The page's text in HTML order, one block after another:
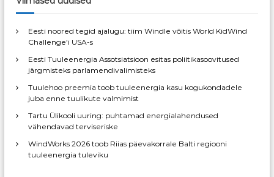
e
r
i
m
i
n
c
f
r
Eesti noored tegid ajalugu: tiim Windle võitis World KidWind
Challenge’i USA-s
Eesti Tuuleenergia Assotsiatsioon esitas poliitikasoovitused
järgmisteks parlamendivalimisteks
Tuulehoo preemia toob tuuleenergia kasu kogukondadele
juba enne tuulikute valmimist
Tartu Ülikooli uuring: puhtamad energialahendused
vähendavad terviseriske
WindWorks 2026 toob Riias päevakorrale Balti regiooni
tuuleenergia tuleviku